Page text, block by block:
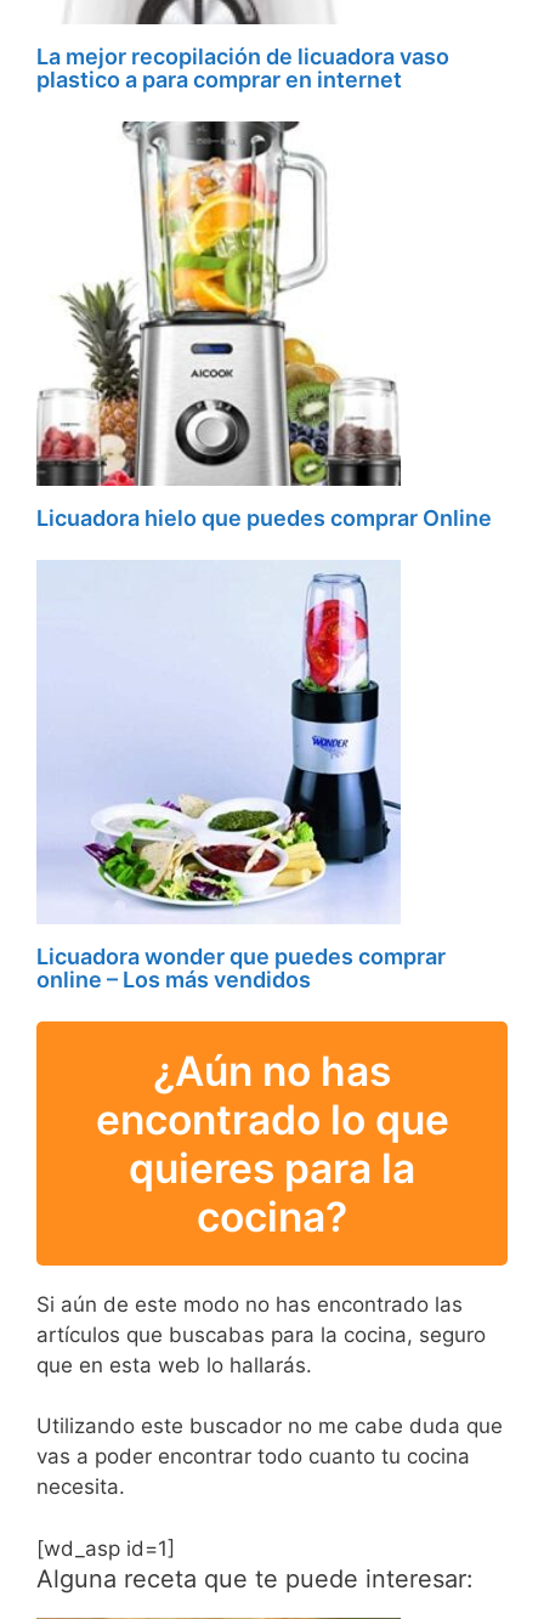
La mejor recopilación de licuadora vaso
plastico a para comprar en internet
Licuadora hielo que puedes comprar Online
Licuadora wonder que puedes comprar
online – Los más vendidos
¿Aún no has
encontrado lo que
quieres para la
cocina?
Si aún de este modo no has encontrado las
artículos que buscabas para la cocina, seguro
que en esta web lo hallarás.
Utilizando este buscador no me cabe duda que
vas a poder encontrar todo cuanto tu cocina
necesita.
[wd_asp id=1]
Alguna receta que te puede interesar: